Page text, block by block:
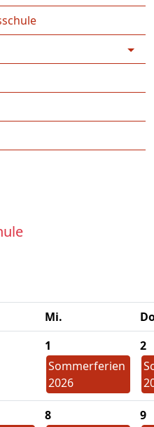
Mi.
1
Sommerferien
2026
2
8
9